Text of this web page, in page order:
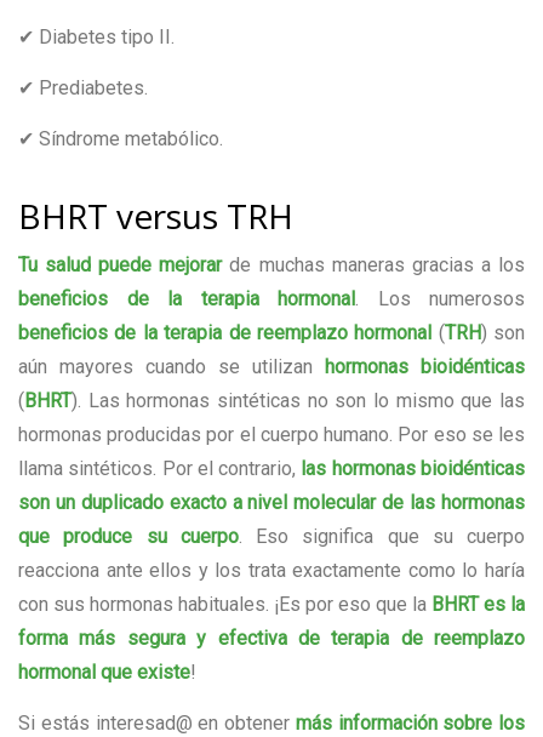
✔ Diabetes tipo II.
✔ Prediabetes.
✔ Síndrome metabólico.
BHRT versus TRH
Tu salud puede mejorarde muchas maneras gracias a los
beneficios de la terapia hormonal. Los numerosos
beneficios de la terapia de reemplazo hormonal (TRH) son
aún mayores cuando se utilizan hormonas bioidénticas
(BHRT). Las hormonas sintéticas no son lo mismo que las
hormonas producidas por el cuerpo humano. Por eso se les
llama sintéticos. Por el contrario, las hormonas bioidénticas
son un duplicado exacto a nivel molecular de las hormonas
que produce su cuerpo. Eso significa que su cuerpo
reacciona ante ellos y los trata exactamente como lo haría
con sus hormonas habituales. ¡Es por eso que la BHRT es la
forma más segura y efectiva de terapia de reemplazo
hormonal que existe!
Si estás interesad@ en obtener más información sobre los